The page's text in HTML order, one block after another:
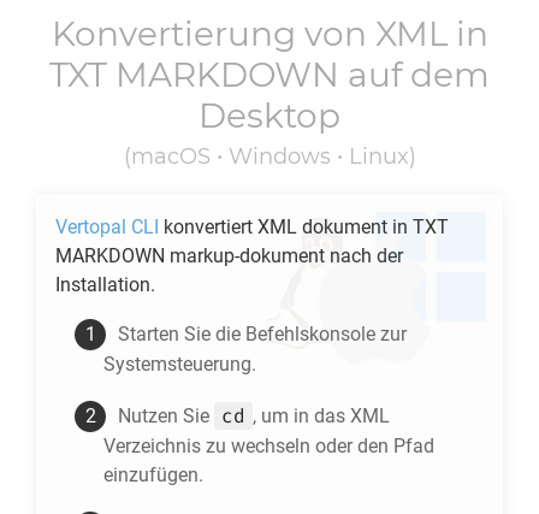
Konvertierung von XMLin
TXT MARKDOWN auf dem
Desktop
(macOS • Windows • Linux)
Vertopal CLI konvertiert XML dokument in TXT
MARKDOWN markup-dokument nach der
Installation.
Starten Sie die Befehlskonsole zur
Systemsteuerung.
Nutzen Sie cd , um in das XML
Verzeichnis zu wechseln oder den Pfad
einzufügen.